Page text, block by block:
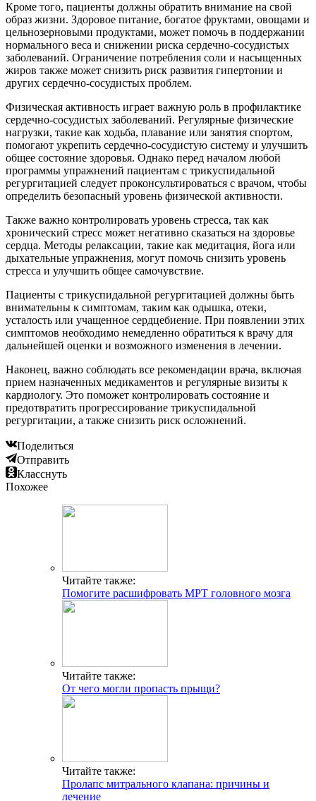
Кроме того, пациенты должны обратить внимание на свой
образ жизни. Здоровое питание, богатое фруктами, овощами и
цельнозерновыми продуктами, может помочь в поддержании
нормального веса и снижении риска сердечно-сосудистых
заболеваний. Ограничение потребления соли и насыщенных
жиров также может снизить риск развития гипертонии и
других сердечно-сосудистых проблем.
Физическая активность играет важную роль в профилактике
сердечно-сосудистых заболеваний. Регулярные физические
нагрузки, такие как ходьба, плавание или занятия спортом,
помогают укрепить сердечно-сосудистую систему и улучшить
общее состояние здоровья. Однако перед началом любой
программы упражнений пациентам с трикуспидальной
регургитацией следует проконсультироваться с врачом, чтобы
определить безопасный уровень физической активности.
Также важно контролировать уровень стресса, так как
хронический стресс может негативно сказаться на здоровье
сердца. Методы релаксации, такие как медитация, йога или
дыхательные упражнения, могут помочь снизить уровень
стресса и улучшить общее самочувствие.
Пациенты с трикуспидальной регургитацией должны быть
внимательны к симптомам, таким как одышка, отеки,
усталость или учащенное сердцебиение. При появлении этих
симптомов необходимо немедленно обратиться к врачу для
дальнейшей оценки и возможного изменения в лечении.
Наконец, важно соблюдать все рекомендации врача, включая
прием назначенных медикаментов и регулярные визиты к
кардиологу. Это поможет контролировать состояние и
предотвратить прогрессирование трикуспидальной
регургитации, а также снизить риск осложнений.
Поделиться
Отправить
Класснуть
Похожее
Читайте также:
Помогите расшифровать МРТ головного мозга
Читайте также:
От чего могли пропасть прыщи?
Читайте также:
Пролапс митрального клапана: причины и
лечение